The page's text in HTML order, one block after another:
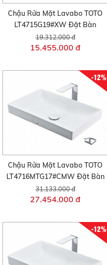
Chậu Rửa Mặt Lavabo TOTO
LT4715G19#XW Đặt Bàn
19.312.000 đ
15.455.000 đ
-12%
Chậu Rửa Mặt Lavabo TOTO
LT4716MTG17#CMW Đặt Bàn
31.133.000 đ
27.454.000 đ
-12%